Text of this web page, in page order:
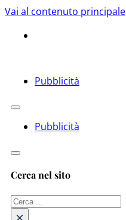
Vai al contenuto principale
Pubblicità
Pubblicità
Cerca nel sito
Cerca